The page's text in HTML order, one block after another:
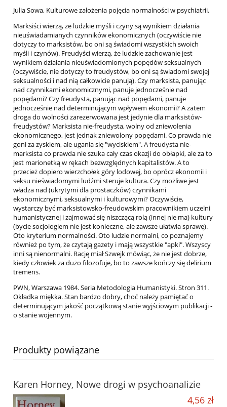
Julia Sowa, Kulturowe założenia pojęcia normalności w psychiatrii.
Marksiści wierzą, że ludzkie myśli i czyny są wynikiem działania
nieuświadamianych czynników ekonomicznych (oczywiście nie
dotyczy to marksistów, bo oni są świadomi wszystkich swoich
myśli i czynów). Freudyści wierzą, że ludzkie zachowanie jest
wynikiem działania nieuświadomionych popędów seksualnych
(oczywiście, nie dotyczy to freudystów, bo oni są świadomi swojej
seksualności i nad nią całkowicie panują). Czy marksista, panując
nad czynnikami ekonomicznymi, panuje jednocześnie nad
popędami? Czy freudysta, panując nad popędami, panuje
jednocześnie nad determinującym wpływem ekonomii? A zatem
droga do wolności zarezerwowana jest jedynie dla marksistów-
freudystów? Marksista nie-freudysta, wolny od zniewolenia
ekonomicznego, jest jednak zniewolony popędami. Co prawda nie
goni za zyskiem, ale ugania się "wyciskiem". A freudysta nie-
marksista co prawda nie szuka cały czas okazji do obłapki, ale za to
jest marionetką w rękach bezwzględnych kapitalistów. A to
przecież dopiero wierzchołek góry lodowej, bo oprócz ekonomii i
seksu nieświadomymi ludźmi steruje kultura. Czy możliwe jest
władza nad (ukrytymi dla prostaczków) czynnikami
ekonomicznymi, seksualnymi i kulturowymi? Oczywiście,
wystarczy być marksistowsko-freudowskim pracownikiem uczelni
humanistycznej i zajmować się niszczącą rolą (innej nie ma) kultury
(bycie socjologiem nie jest konieczne, ale zawsze ułatwia sprawę).
Oto kryterium normalności. Oto ludzie normalni, co poznajemy
również po tym, że czytają gazety i mają wszystkie "apki". Wszyscy
inni są nienormalni. Rację miał Szwejk mówiąc, że nie jest dobrze,
kiedy człowiek za dużo filozofuje, bo to zawsze kończy się delirium
tremens.
PWN, Warszawa 1984. Seria Metodologia Humanistyki. Stron 311.
Okładka miękka. Stan bardzo dobry, choć należy pamiętać o
determinującym jakość początkową stanie wyjściowym publikacji -
o stanie wojennym.
Produkty powiązane
Karen Horney, Nowe drogi w psychoanalizie
4,56 zł